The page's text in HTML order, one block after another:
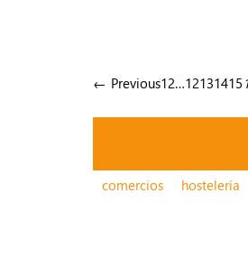
← Previous12…12131415
comercios hostelería